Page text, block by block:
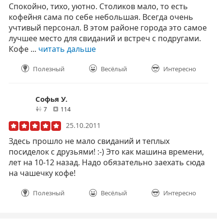
Спокойно, тихо, уютно. Столиков мало, то есть
кофейня сама по себе небольшая. Всегда очень
учтивый персонал. В этом районе города это самое
лучшее место для свиданий и встреч с подругами.
Кофе ... читать дальше
Полезный Весёлый Интересно
Софья У.
7друзей114отзывов
25.10.2011
Здесь прошло не мало свиданий и теплых
посиделок с друзьями! :-) Это как машина времени,
лет на 10-12 назад. Надо обязательно заехать сюда
на чашечку кофе!
Полезный Весёлый Интересно